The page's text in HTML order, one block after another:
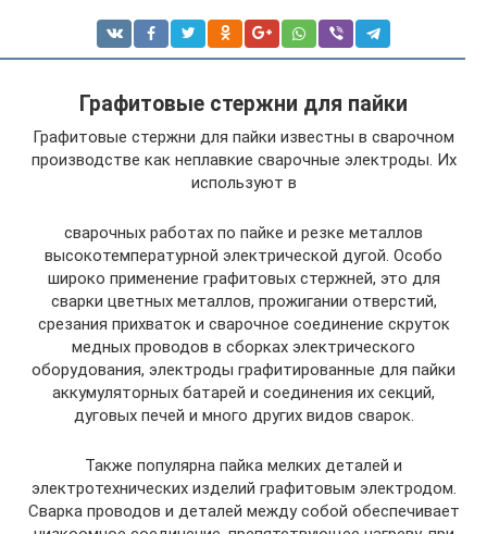
Графитовые стержни для пайки
Графитовые стержни для пайки известны в сварочном
производстве как неплавкие сварочные электроды. Их
используют в
сварочных работах по пайке и резке металлов
высокотемпературной электрической дугой. Особо
широко применение графитовых стержней, это для
сварки цветных металлов, прожигании отверстий,
срезания прихваток и сварочное соединение скруток
медных проводов в сборках электрического
оборудования, электроды графитированные для пайки
аккумуляторных батарей и соединения их секций,
дуговых печей и много других видов сварок.
Также популярна пайка мелких деталей и
электротехнических изделий графитовым электродом.
Сварка проводов и деталей между собой обеспечивает